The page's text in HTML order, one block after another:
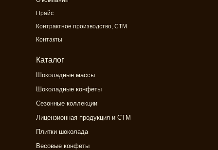
Шоколадные массы
Шоколадные конфеты
Сезонные коллекции
Лицензионная продукция и СТМ
Плитки шоколада
Весовые конфеты
Каталог
Прайс
Контрактное производство, СТМ
Контакты